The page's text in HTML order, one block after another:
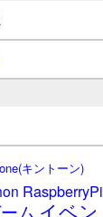
キントーン)
RaspberryPi
ム イベン